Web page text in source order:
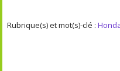
Rubrique(s) et mot(s)-clé :